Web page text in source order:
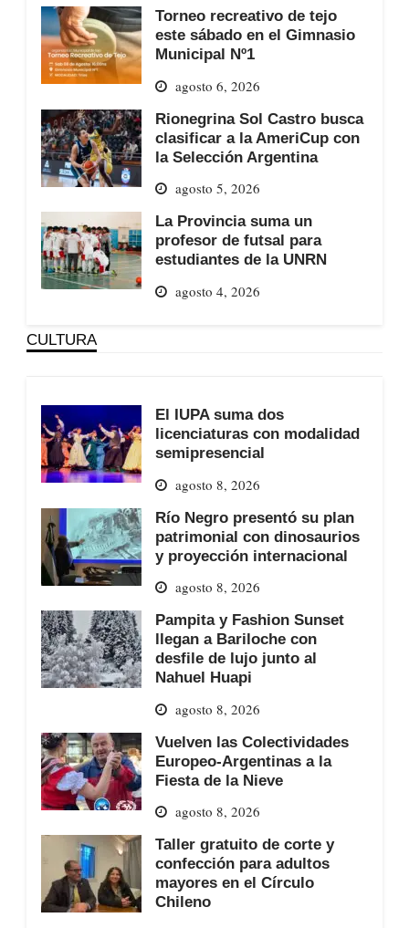
Torneo recreativo de tejo
este sábado en el Gimnasio
Municipal Nº1
agosto 6, 2026
Rionegrina Sol Castro busca
clasificar a la AmeriCup con
la Selección Argentina
agosto 5, 2026
La Provincia suma un
profesor de futsal para
estudiantes de la UNRN
agosto 4, 2026
CULTURA
El IUPA suma dos
licenciaturas con modalidad
semipresencial
agosto 8, 2026
Río Negro presentó su plan
patrimonial con dinosaurios
y proyección internacional
agosto 8, 2026
Pampita y Fashion Sunset
llegan a Bariloche con
desfile de lujo junto al
Nahuel Huapi
agosto 8, 2026
Vuelven las Colectividades
Europeo-Argentinas a la
Fiesta de la Nieve
agosto 8, 2026
Taller gratuito de corte y
confección para adultos
mayores en el Círculo
Chileno